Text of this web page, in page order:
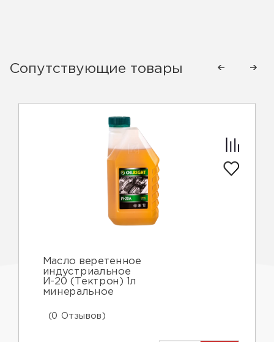
Сопутствующие товары
Масло веретенное
индустриальное
И-20 (Тектрон) 1л
минеральное
(0 Отзывов)